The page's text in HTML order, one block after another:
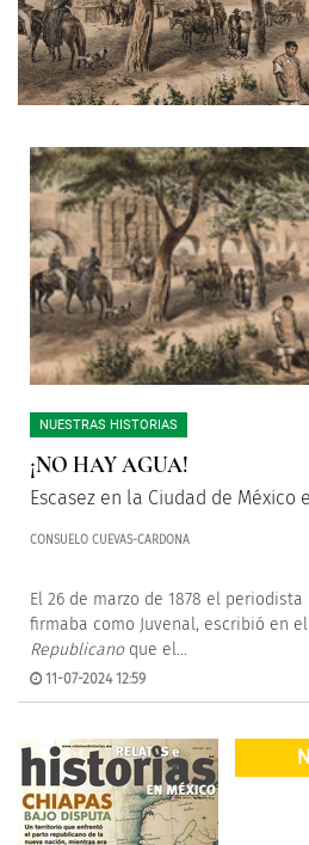
NUESTRAS HISTORIAS
¡NO HAY AGUA!
Escasez en la Ciudad de México
CONSUELO CUEVAS-CARDONA
El 26 de marzo de 1878 el
firmaba como Juvenal, escribió en
Republicanoque el...
11-07-2024 12:59